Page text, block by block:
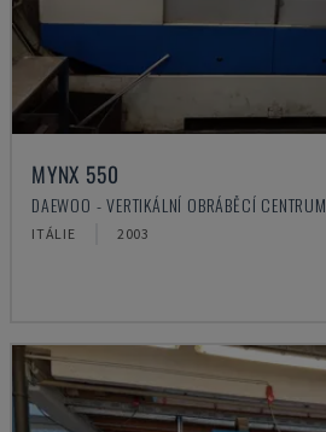
MYNX 550
DAEWOO - VERTIKÁLNÍ OBRÁBĚCÍ CENTRUM
ITÁLIE 2003